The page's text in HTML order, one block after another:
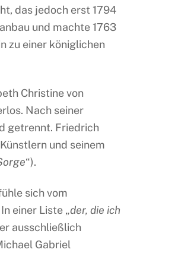
das jedoch erst 1794
und machte 1763
zu einer königlichen
Christine von
Nach seiner
getrennt. Friedrich
und seinem
“).
sich vom
einer Liste „der, die ich
ausschließlich
Gabriel